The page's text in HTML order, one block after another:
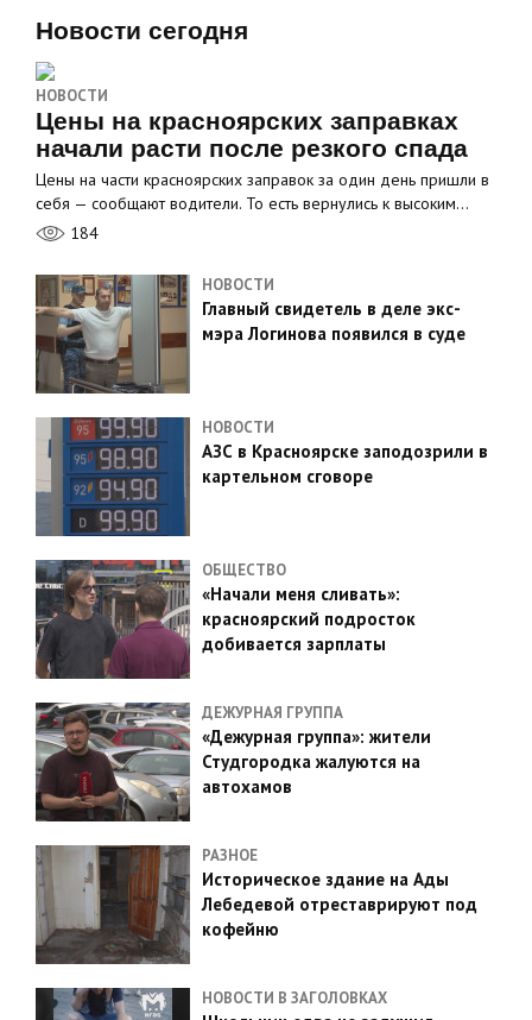
Новости сегодня
НОВОСТИ
Цены на красноярских заправках
начали расти после резкого спада
Цены на части красноярских заправок за один день пришли в
себя — сообщают водители. То есть вернулись к высоким…
184
НОВОСТИ
Главный свидетель в деле экс-
мэра Логинова появился в суде
НОВОСТИ
АЗС в Красноярске заподозрили в
картельном сговоре
ОБЩЕСТВО
«Начали меня сливать»:
красноярский подросток
добивается зарплаты
ДЕЖУРНАЯ ГРУППА
«Дежурная группа»: жители
Студгородка жалуются на
автохамов
РАЗНОЕ
Историческое здание на Ады
Лебедевой отреставрируют под
кофейню
НОВОСТИ В ЗАГОЛОВКАХ